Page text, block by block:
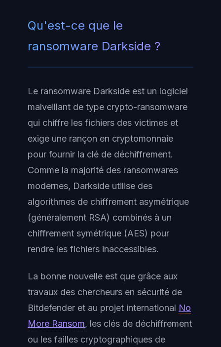
Qu'est-ce que le
ransomware Darkside ?
Le ransomware Darkside est un logiciel
malveillant de type crypto-ransomware
qui chiffre les fichiers des victimes et
exige une rançon en cryptomonnaie
pour fournir la clé de déchiffrement.
Comme la majorité des ransomwares
modernes, Darkside utilise des
algorithmes de chiffrement asymétrique
(généralement RSA) combinés à un
chiffrement symétrique (AES) pour
rendre les fichiers inaccessibles.
La bonne nouvelle est que grâce aux
travaux des chercheurs en sécurité de
Bitdefender et au projet international No
More Ransom, les clés de déchiffrement
ou les failles cryptographiques de